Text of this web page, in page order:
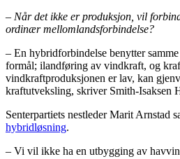
– Når det ikke er produksjon, vil
ordinær mellomlandsforbindelse?
– En hybridforbindelse benytter
formål; ilandføring av vindkraft, og
vindkraftproduksjonen er lav, kan
kraftutveksling, skriver Smith-Isaksen
Senterpartiets nestleder Marit Arnstad
hybridløsning.
– Vi vil ikke ha en utbygging av